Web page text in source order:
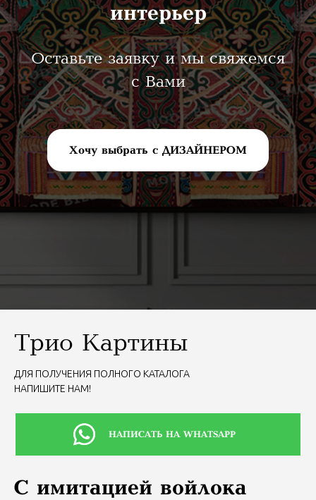
интерьер
Оставьте заявку и мы свяжемся
с Вами
Хочу выбрать с ДИЗАЙНЕРОМ
Трио Картины
ДЛЯ ПОЛУЧЕНИЯ ПОЛНОГО КАТАЛОГА
НАПИШИТЕ НАМ!
⠀⠀⠀⠀НАПИСАТЬ НА WHATSAPP
С имитацией войлока